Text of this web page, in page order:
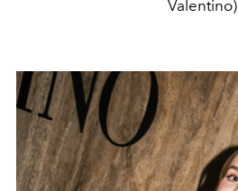
Valentino)